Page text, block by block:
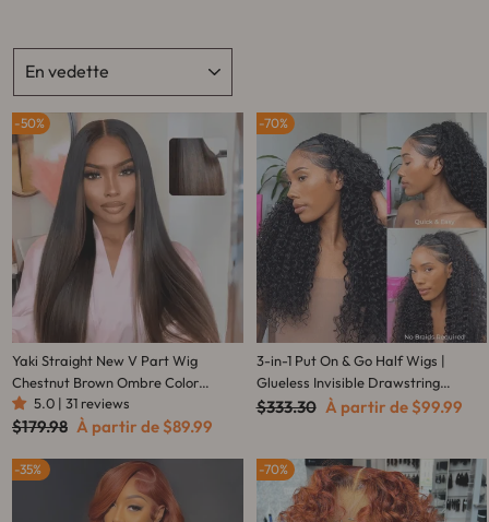
APPLIQUER
50%
Yaki Straight New V Part Wig
Chestnut Brown Ombre Color
Glueless Human Hair Wig - Amanda
Hair
5.0 | 31 reviews
Prix
$179.98 Prix
réduit
À partir de $89.99
70%
3-in-1 Put On & Go Half Wigs |
Glueless Invisible Drawstring
Beginner Friendly
Prix
$333.30 Prix
réduit
À partir de $99.99
35% 70%